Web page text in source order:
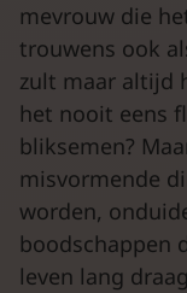
mevrouw die
trouwens ook
zult maar altijd
het nooit eens
bliksemen?
misvormende
worden,
boodschappen
leven lang